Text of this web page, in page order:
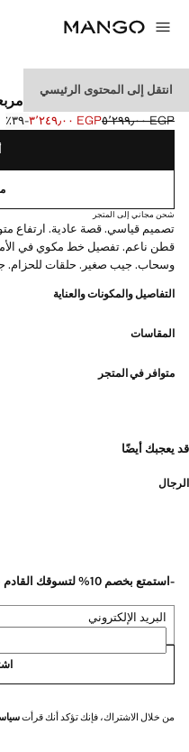
انتقل إلى المحتوى الرئيسي
بنطلون من الفلانيل بنقشة
السعر الأول محذوف [EGP ٥٬٢٩٩٫٠٠ ]
EGP ٥٬٢٩٩٫٠٠
السعر الحالي [EGP ٣٬٢٤٩٫٠٠ ] EGP ٣٬٢٤٩٫٠٠ ؜-٣٩٪؜
حدد اللون
شحن مجاني إلى المتجر
قطن ناعم. تفصيل خط مكوي في
وسحاب. جيب صغير. حلقات للحزام.
التفاصيل والمكونات والعناية
المقاسات
متوافر في المتجر
قد يعجبك أيضًا
الرجال
-استمتع بخصم 10% لتسوقك القادم عند اشتراكك في نشرتنا الاخبارية
البريد الإلكتروني
من خلال الاشتراك، فإنك تؤكد أنك قرأت